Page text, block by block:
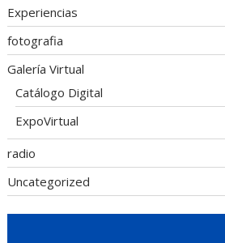
Experiencias
fotografia
Galería Virtual
Catálogo Digital
ExpoVirtual
radio
Uncategorized